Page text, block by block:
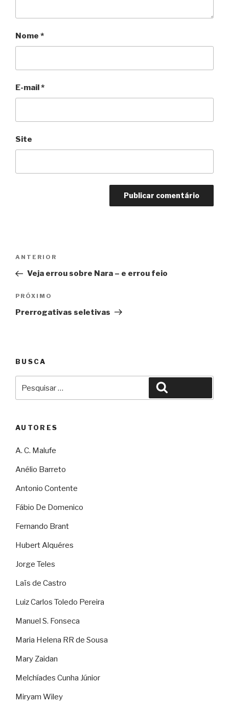
Nome *
E-mail*
Site
Post
Anterior
ANTERIOR
Veja errou sobre Nara – e errou feio
Próximo
PRÓXIMO
Prerrogativas seletivas
BUSCA
por:
AUTORES
A. C. Malufe
Anélio Barreto
Antonio Contente
Fábio De Domenico
Fernando Brant
Hubert Alquéres
Jorge Teles
Laïs de Castro
Luiz Carlos Toledo Pereira
Manuel S. Fonseca
Maria Helena RR de Sousa
Mary Zaidan
Melchíades Cunha Júnior
Miryam Wiley